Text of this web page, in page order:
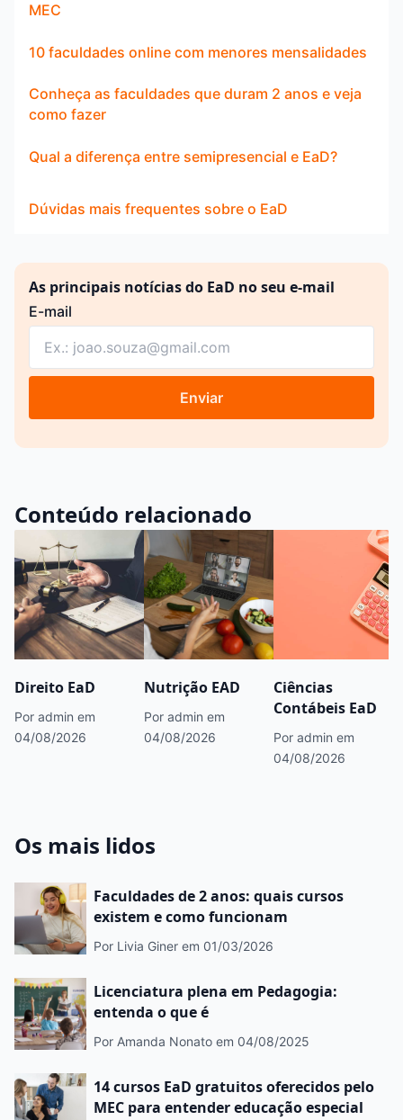
MEC
10 faculdades online com menores mensalidades
Conheça as faculdades que duram 2 anos e veja
como fazer
Qual a diferença entre semipresencial e EaD?
Dúvidas mais frequentes sobre o EaD
As principais notícias do EaD no seu e-mail
E-mail
Enviar
Conteúdo relacionado
Direito EaD
Por admin em
04/08/2026
Nutrição EAD
Por admin em
04/08/2026
Ciências
Contábeis EaD
Por admin em
04/08/2026
Os mais lidos
Faculdades de 2 anos: quais cursos
existem e como funcionam
Por Livia Giner em 01/03/2026
Licenciatura plena em Pedagogia:
entenda o que é
Por Amanda Nonato em 04/08/2025
14 cursos EaD gratuitos oferecidos pelo
MEC para entender educação especial